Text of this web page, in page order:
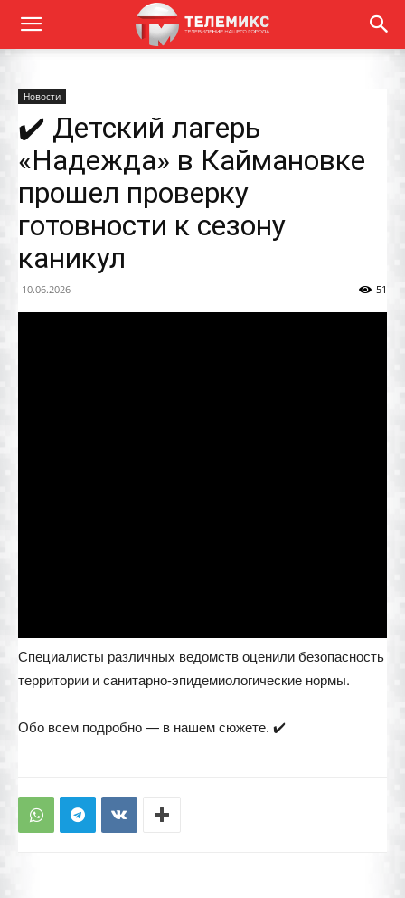
Новости
✔️ Детский лагерь
«Надежда» в Каймановке
прошел проверку
готовности к сезону
каникул
10.06.2026 51
Специалисты различных ведомств оценили безопасность
территории и санитарно-эпидемиологические нормы.
Обо всем подробно — в нашем сюжете. ✔️